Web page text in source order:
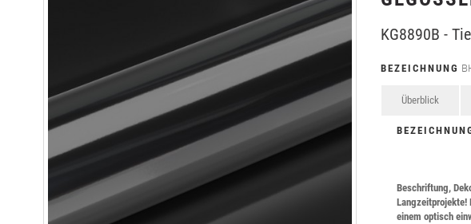
KG8890B -
BEZEICHNUNG
Überblick
Beschriftung,
Langzeitprojekte!
einem optisch